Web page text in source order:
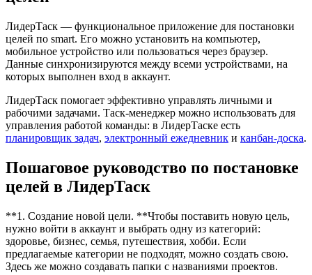
ЛидерТаск — функциональное приложение для постановки
целей по smart. Его можно установить на компьютер,
мобильное устройство или пользоваться через браузер.
Данные синхронизируются между всеми устройствами, на
которых выполнен вход в аккаунт.
ЛидерТаск помогает эффективно управлять личными и
рабочими задачами. Таск-менеджер можно использовать для
управления работой команды: в ЛидерТаске есть
планировщик задач, электронный ежедневник и канбан-доска.
Пошаговое руководство по постановке
целей в ЛидерТаск
**1. Создание новой цели. **Чтобы поставить новую цель,
нужно войти в аккаунт и выбрать одну из категорий:
здоровье, бизнес, семья, путешествия, хобби. Если
предлагаемые категории не подходят, можно создать свою.
Здесь же можно создавать папки с названиями проектов.